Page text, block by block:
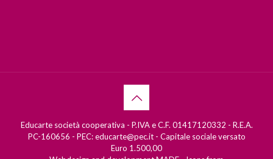
Educarte società cooperativa - P.IVA e C.F. 01417120332 - R.E.A.
PC-160656 - PEC: educarte@pec.it - Capitale sociale versato
Euro 1.500,00